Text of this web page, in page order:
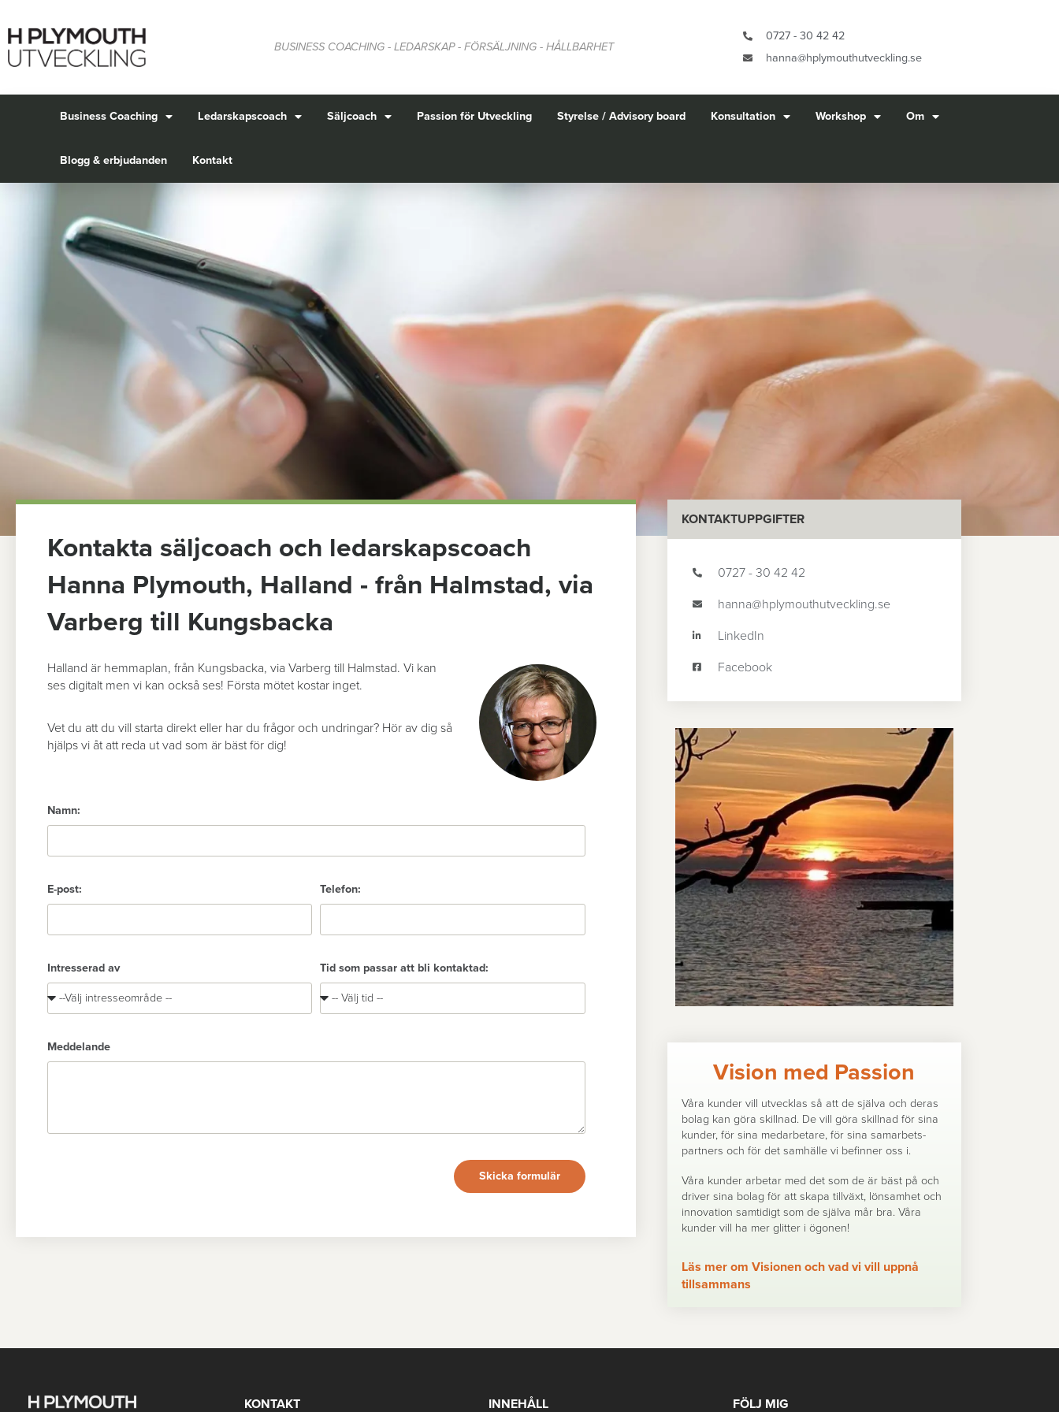
BUSINESS COACHING - LEDARSKAP - FÖRSÄLJNING - HÅLLBARHET
0727 - 30 42 42
hanna@hplymouthutveckling.se
Business Coaching Ledarskapscoach Säljcoach Passion för Utveckling Styrelse / Advisory board Konsultation Workshop Om
Blogg & erbjudanden Kontakt
Kontakta säljcoach och ledarskapscoach
Hanna Plymouth, Halland - från Halmstad, via
Varberg till Kungsbacka
Halland är hemmaplan, från Kungsbacka, via Varberg till Halmstad. Vi kan
ses digitalt men vi kan också ses! Första mötet kostar inget.
Vet du att du vill starta direkt eller har du frågor och undringar? Hör av dig så
hjälps vi åt att reda ut vad som är bäst för dig!
Namn:
E-post: Telefon:
Intresserad av Tid som passar att bli kontaktad:
Meddelande
Skicka formulär
KONTAKTUPPGIFTER
0727 - 30 42 42
hanna@hplymouthutveckling.se
LinkedIn
Facebook
Vision med Passion
Våra kunder vill utvecklas så att de själva och deras
bolag kan göra skillnad. De vill göra skillnad för sina
kunder, för sina medarbetare, för sina samarbets-
partners och för det samhälle vi befinner oss i.
Våra kunder arbetar med det som de är bäst på och
driver sina bolag för att skapa tillväxt, lönsamhet och
innovation samtidigt som de själva mår bra. Våra
kunder vill ha mer glitter i ögonen!
Läs mer om Visionen och vad vi vill uppnå
tillsammans
KONTAKT INNEHÅLL FÖLJ MIG